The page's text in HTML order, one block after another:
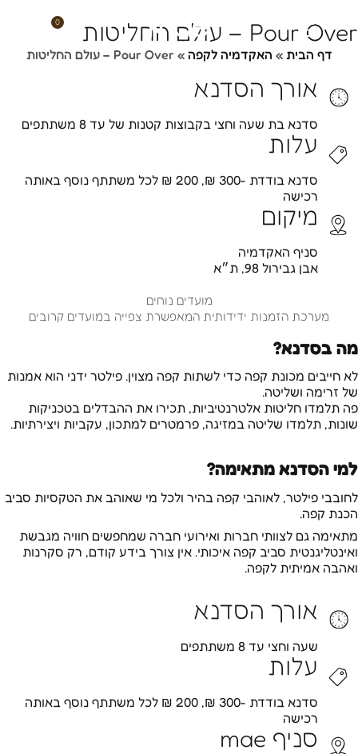
0
עגלת
קניות
Pour Over – עולם החליטות
דף הבית » האקדמיה לקפה » Pour Over – עולם החליטות
אורך הסדנא
סדנא בת שעה וחצי בקבוצות קטנות של עד 8 משתתפים
עלות
סדנא בודדת -300 ₪, 200 ₪ לכל משתתף נוסף באותה
רכישה
מיקום
סניף האקדמיה
אבן גבירול 98, ת״א
מועדים נוחים
מערכת הזמנות ידידותית המאפשרת צפייה במועדים קרובים
מה בסדנא?
לא חייבים מכונת קפה כדי לשתות קפה מצוין. פילטר ידני הוא אמנות
של זרימה ושליטה.
פה תלמדו חליטות אלטרנטיביות, תכירו את ההבדלים בטכניקות
שונות, תלמדו שליטה במזיגה, פרמטרים למתכון, עקביות ויצירתיות.
למי הסדנא מתאימה?
לחובבי פילטר, לאוהבי קפה בהיר ולכל מי שאוהב את הטקסיות סביב
הכנת קפה.
מתאימה גם לצוותי חברות ואירועי חברה שמחפשים חוויה מגבשת
ואינטליגנטית סביב קפה איכותי. אין צורך בידע קודם, רק סקרנות
ואהבה אמיתית לקפה.
אורך הסדנא
שעה וחצי עד 8 משתתפים
עלות
סדנא בודדת -300 ₪, 200 ₪ לכל משתתף נוסף באותה
רכישה
סניף mae